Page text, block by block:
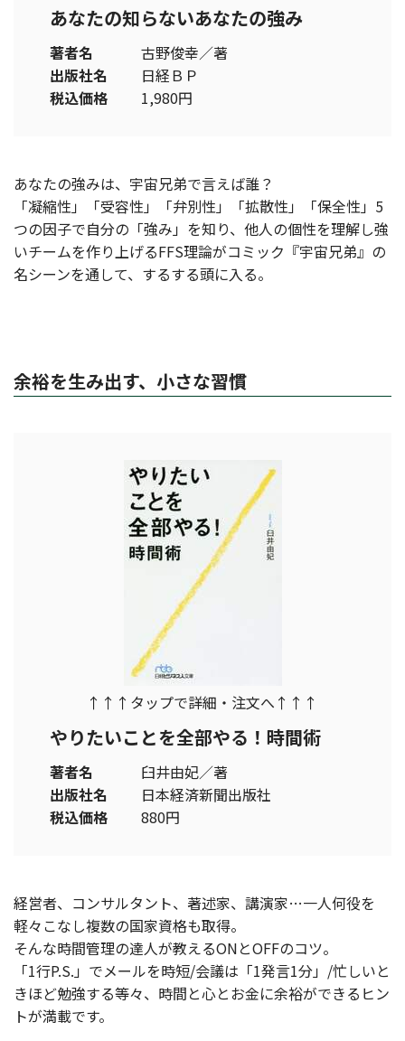
あなたの知らないあなたの強み
著者名
古野俊幸／著
出版社名
日経ＢＰ
税込価格
1,980円
あなたの強みは、宇宙兄弟で言えば誰？
「凝縮性」「受容性」「弁別性」「拡散性」「保全性」5
つの因子で自分の「強み」を知り、他人の個性を理解し強
いチームを作り上げるFFS理論がコミック『宇宙兄弟』の
名シーンを通して、するする頭に入る。
余裕を生み出す、小さな習慣
↑↑↑タップで詳細・注文へ↑↑↑
やりたいことを全部やる！時間術
著者名
臼井由妃／著
出版社名
日本経済新聞出版社
税込価格
880円
経営者、コンサルタント、著述家、講演家…一人何役を
軽々こなし複数の国家資格も取得。
そんな時間管理の達人が教えるONとOFFのコツ。
「1行P.S.」でメールを時短/会議は「1発言1分」/忙しいと
きほど勉強する等々、時間と心とお金に余裕ができるヒン
トが満載です。